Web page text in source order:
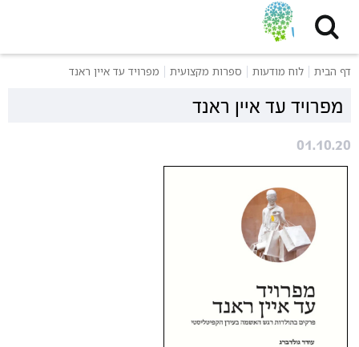
דף הבית לוח מודעות ספרות מקצועית מפרויד עד איין ראנד
מפרויד עד איין ראנד
01.10.20